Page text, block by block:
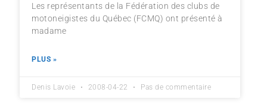
Les représentants de la Fédération des clubs de
motoneigistes du Québec (FCMQ) ont présenté à
madame
PLUS »
Denis Lavoie 2008-04-22 Pas de commentaire